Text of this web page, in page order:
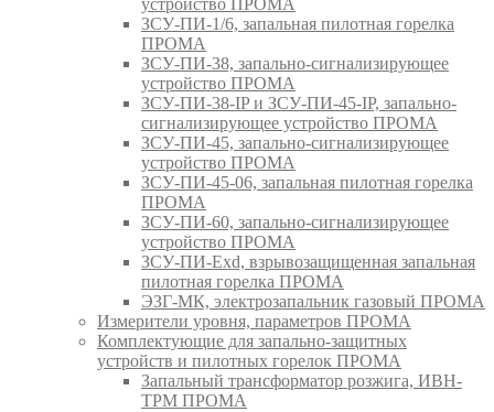
устройство ПРОМА
ЗСУ-ПИ-1/6, запальная пилотная горелка
ПРОМА
ЗСУ-ПИ-38, запально-сигнализирующее
устройство ПРОМА
ЗСУ-ПИ-38-IP и ЗСУ-ПИ-45-IP, запально-
сигнализирующее устройство ПРОМА
ЗСУ-ПИ-45, запально-сигнализирующее
устройство ПРОМА
ЗСУ-ПИ-45-06, запальная пилотная горелка
ПРОМА
ЗСУ-ПИ-60, запально-сигнализирующее
устройство ПРОМА
ЗСУ-ПИ-Exd, взрывозащищенная запальная
пилотная горелка ПРОМА
ЭЗГ-МК, электрозапальник газовый ПРОМА
Измерители уровня, параметров ПРОМА
Комплектующие для запально-защитных
устройств и пилотных горелок ПРОМА
Запальный трансформатор розжига, ИВН-
ТРМ ПРОМА